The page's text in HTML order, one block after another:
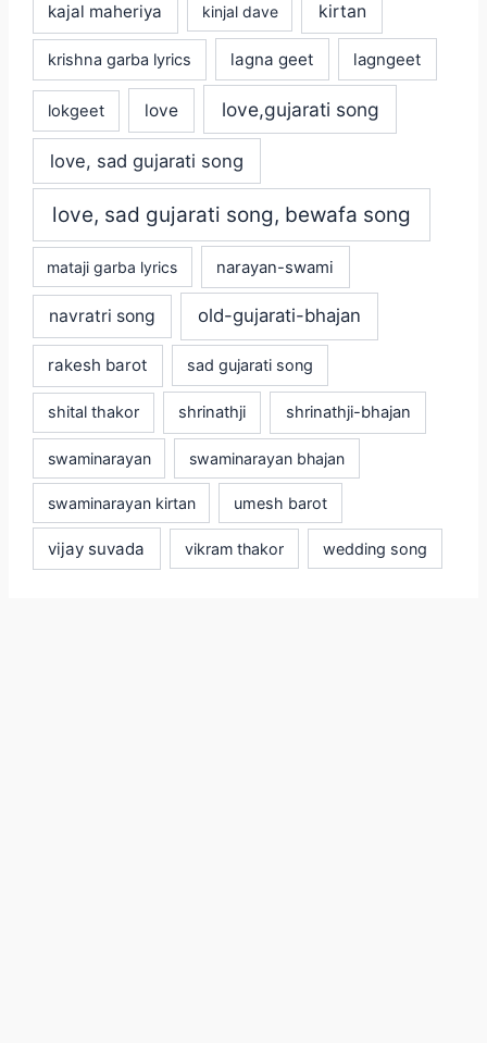
kajal maheriya kinjal dave kirtan
krishna garba lyrics lagna geet lagngeet
lokgeet love love,gujarati song
love, sad gujarati song
love, sad gujarati song, bewafa song
mataji garba lyrics narayan-swami
navratri song old-gujarati-bhajan
rakesh barot sad gujarati song
shital thakor shrinathji shrinathji-bhajan
swaminarayan swaminarayan bhajan
swaminarayan kirtan umesh barot
vijay suvada vikram thakor wedding song